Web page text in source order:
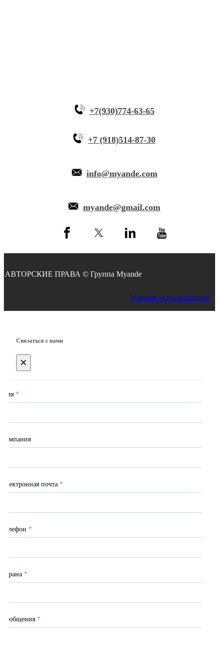
+7(930)774-63-65
+7 (918)514-87-30
info@myande.com
myande@gmail.com
АВТОРСКИЕ ПРАВА © Группа Myande
Условия использования
Связаться с нами
×
Имя *
Компания
Электронная почта *
Телефон *
Страна *
Сообщения *